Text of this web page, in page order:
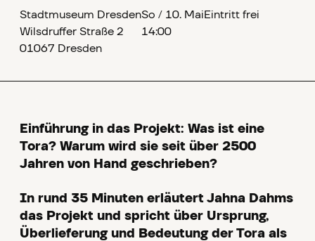
Stadtmuseum Dresden
Wilsdruffer Straße 2
01067 Dresden
So / 10. Mai
14:00
Eintritt frei
Einführung in das Projekt: Was ist eine
Tora? Warum wird sie seit über 2500
Jahren von Hand geschrieben?
In rund 35 Minuten erläutert Jahna Dahms
das Projekt und spricht über Ursprung,
Überlieferung und Bedeutung der Tora als